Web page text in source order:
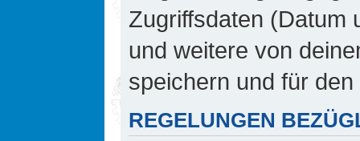
Zugriffsdaten (Datum
und weitere von
speichern und für
REGELUNGEN